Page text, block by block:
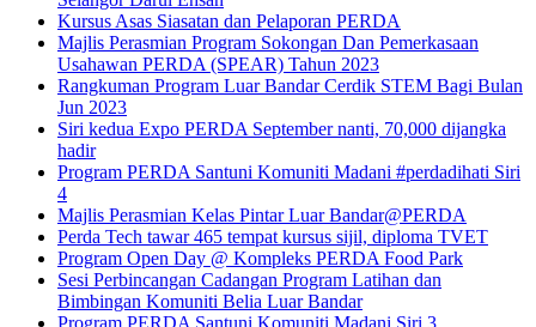
Kursus Asas Siasatan dan Pelaporan PERDA
Majlis Perasmian Program Sokongan Dan Pemerkasaan
Usahawan PERDA (SPEAR) Tahun 2023
Rangkuman Program Luar Bandar Cerdik STEM Bagi Bulan
Jun 2023
Siri kedua Expo PERDA September nanti, 70,000 dijangka
hadir
Program PERDA Santuni Komuniti Madani #perdadihati Siri
4
Majlis Perasmian Kelas Pintar Luar Bandar@PERDA
Perda Tech tawar 465 tempat kursus sijil, diploma TVET
Program Open Day @ Kompleks PERDA Food Park
Sesi Perbincangan Cadangan Program Latihan dan
Bimbingan Komuniti Belia Luar Bandar